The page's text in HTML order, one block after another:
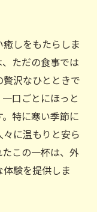
しをもたらしま
ただの食事では
沢なひとときで
口ごとにほっと
特に寒い季節に
に温もりと安ら
この一杯は、外
験を提供しま